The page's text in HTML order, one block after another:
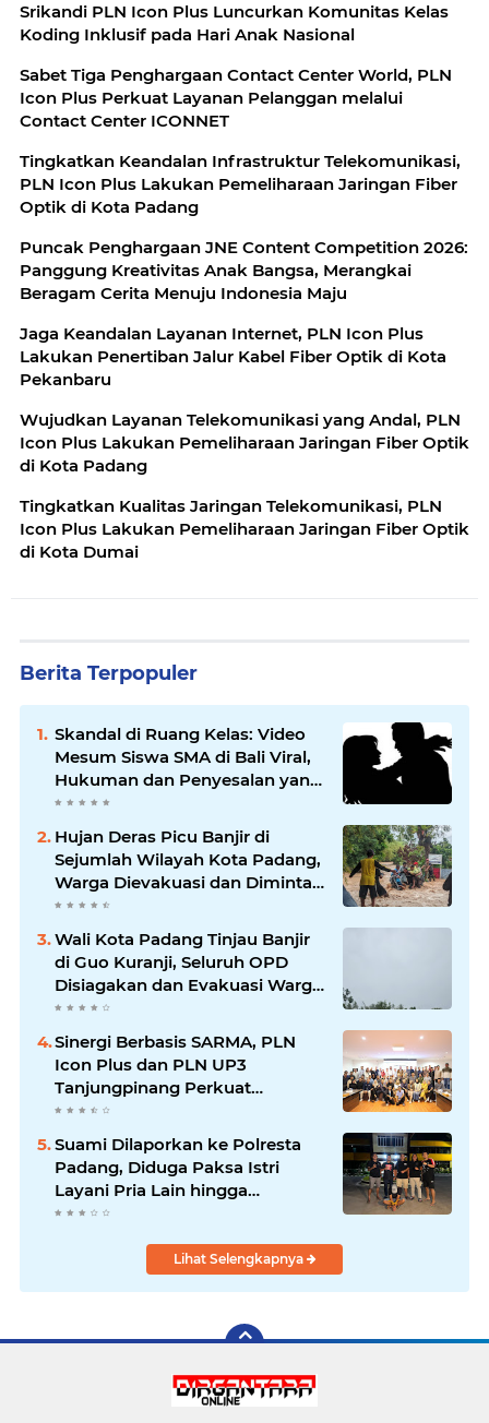
Srikandi PLN Icon Plus Luncurkan Komunitas Kelas
Koding Inklusif pada Hari Anak Nasional
Sabet Tiga Penghargaan Contact Center World, PLN
Icon Plus Perkuat Layanan Pelanggan melalui
Contact Center ICONNET
Tingkatkan Keandalan Infrastruktur Telekomunikasi,
PLN Icon Plus Lakukan Pemeliharaan Jaringan Fiber
Optik di Kota Padang
Puncak Penghargaan JNE Content Competition 2026:
Panggung Kreativitas Anak Bangsa, Merangkai
Beragam Cerita Menuju Indonesia Maju
Jaga Keandalan Layanan Internet, PLN Icon Plus
Lakukan Penertiban Jalur Kabel Fiber Optik di Kota
Pekanbaru
Wujudkan Layanan Telekomunikasi yang Andal, PLN
Icon Plus Lakukan Pemeliharaan Jaringan Fiber Optik
di Kota Padang
Tingkatkan Kualitas Jaringan Telekomunikasi, PLN
Icon Plus Lakukan Pemeliharaan Jaringan Fiber Optik
di Kota Dumai
Berita Terpopuler
Skandal di Ruang Kelas: Video
Mesum Siswa SMA di Bali Viral,
Hukuman dan Penyesalan yang
Mengikuti
Hujan Deras Picu Banjir di
Sejumlah Wilayah Kota Padang,
Warga Dievakuasi dan Diminta
Waspada Banjir Susulan
Wali Kota Padang Tinjau Banjir
di Guo Kuranji, Seluruh OPD
Disiagakan dan Evakuasi Warga
Dipercepat
Sinergi Berbasis SARMA, PLN
Icon Plus dan PLN UP3
Tanjungpinang Perkuat
Kolaborasi Strategis
Suami Dilaporkan ke Polresta
Padang, Diduga Paksa Istri
Layani Pria Lain hingga
Berulang Kali
Lihat Selengkapnya